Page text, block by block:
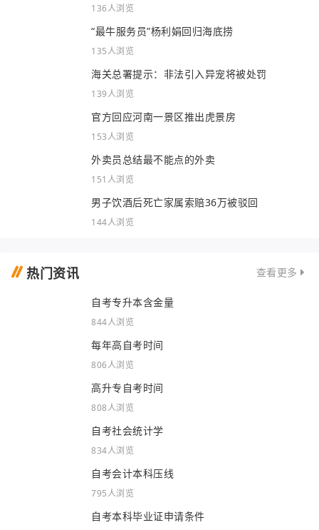
136人浏览
“最牛服务员”杨利娟回归海底捞
135人浏览
海关总署提示：非法引入异宠将被处罚
139人浏览
官方回应河南一景区推出虎景房
153人浏览
外卖员总结最不能点的外卖
151人浏览
男子饮酒后死亡家属索赔36万被驳回
144人浏览
热门资讯 查看更多
自考专升本含金量
844人浏览
每年高自考时间
806人浏览
高升专自考时间
808人浏览
自考社会统计学
834人浏览
自考会计本科压线
795人浏览
自考本科毕业证申请条件